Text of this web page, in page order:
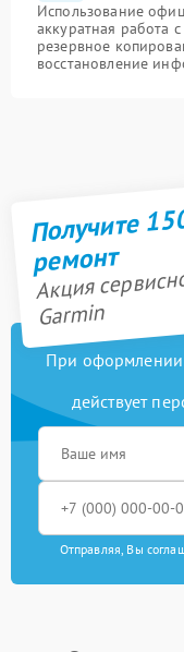
Использование
аккуратная работа
резервное
восстановление
Получите
ремонт
Акция
Garmin
При оформлении
действует
Отправляя, Вы